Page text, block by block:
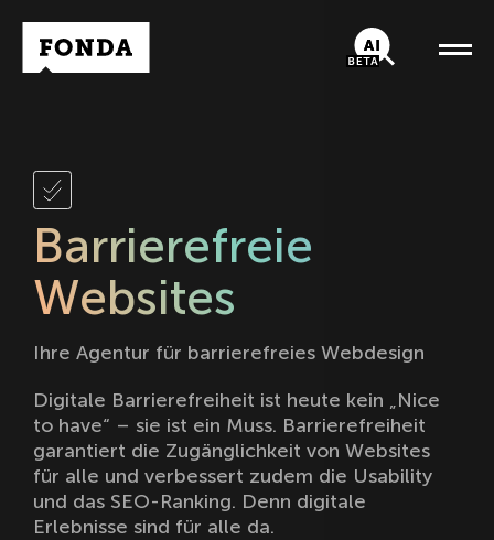
Fonda Logo AI-Chatbot
Barrierefreie
Websites
Ihre Agentur für barrierefreies Webdesign
Digitale Barrierefreiheit ist heute kein „Nice
to have“ – sie ist ein Muss. Barrierefreiheit
garantiert die Zugänglichkeit von Websites
für alle und verbessert zudem die Usability
und das SEO-Ranking. Denn digitale
Erlebnisse sind für alle da.